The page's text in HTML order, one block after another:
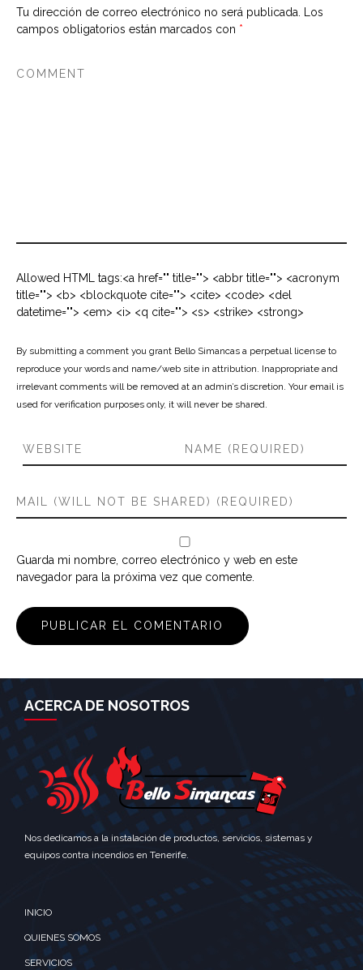
Tu dirección de correo electrónico no será publicada.
Los
campos obligatorios están marcados con *
Allowed HTML tags:<a href="" title=""> <abbr title=""> <acronym
title=""> <b> <blockquote cite=""> <cite> <code> <del
datetime=""> <em> <i> <q cite=""> <s> <strike> <strong>
By submitting a comment you grant Bello Simancas a perpetual license to
reproduce your words and name/web site in attribution. Inappropriate and
irrelevant comments will be removed at an admin’s discretion. Your email is
used for verification purposes only, it will never be shared.
Guarda mi nombre, correo electrónico y web en este
navegador para la próxima vez que comente.
ACERCA DE NOSOTROS
Nos dedicamos a la instalación de productos, servicios, sistemas y
equipos contra incendios en Tenerife.
INICIO
QUIENES SOMOS
SERVICIOS